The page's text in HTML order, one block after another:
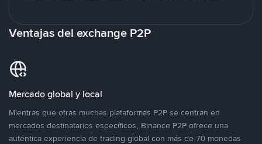
Ventajas del exchange P2P
Mercado global y local
Mientras que otras muchas plataformas P2P se centran en
mercados destinatarios específicos, Binance P2P ofrece una
auténtica experiencia de trading global con más de 70 monedas